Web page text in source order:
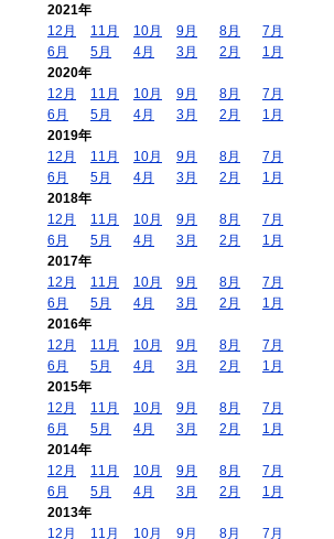
2021年
12月
11月 10月 9月 8月
7月
6月
5月 4月 3月 2月
1月
2020年
12月
11月 10月 9月 8月
7月
6月
5月 4月 3月 2月
1月
2019年
12月
11月 10月 9月 8月
7月
6月
5月 4月 3月 2月
1月
2018年
12月
11月 10月 9月 8月
7月
6月
5月 4月 3月 2月
1月
2017年
12月
11月 10月 9月 8月
7月
6月
5月 4月 3月 2月
1月
2016年
12月
11月 10月 9月 8月
7月
6月
5月 4月 3月 2月
1月
2015年
12月
11月 10月 9月 8月
7月
6月
5月 4月 3月 2月
1月
2014年
12月
11月 10月 9月 8月
7月
6月
5月 4月 3月 2月
1月
2013年
12月
11月 10月 9月 8月 7月